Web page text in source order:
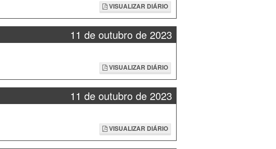
VISUALIZAR DIÁRIO
11 de outubro de 2023
VISUALIZAR DIÁRIO
11 de outubro de 2023
VISUALIZAR DIÁRIO